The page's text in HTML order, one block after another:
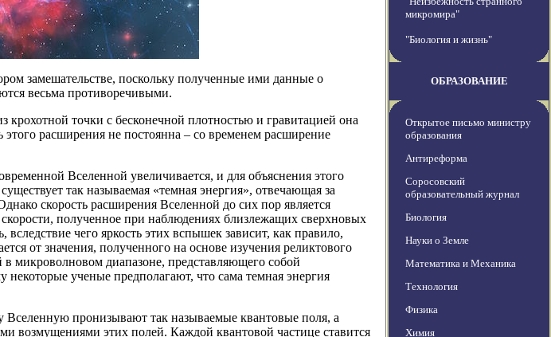
замешательстве, поскольку полученные ими данные о
весьма противоречивыми.
точки с бесконечной плотностью и гравитацией она
этого расширения не постоянна – со временем расширение
Вселенной увеличивается, и для объяснения этого
так называемая «темная энергия», отвечающая за
скорость расширения Вселенной до сих пор является
полученное при наблюдениях близлежащих сверхновых
чего яркость этих вспышек зависит, как правило,
от значения, полученного на основе изучения реликтового
микроволновом диапазоне, представляющего собой
ученые предполагают, что сама темная энергия
пронизывают так называемые квантовые поля, а
возмущениями этих полей. Каждой квантовой частице ставится
микромира"
"Биология и жизнь"
ОБРАЗОВАНИЕ
Открытое письмо министру
образования
Антиреформа
Соросовский
образовательный журнал
Биология
Науки о Земле
Математика и Механика
Технология
Физика
Химия